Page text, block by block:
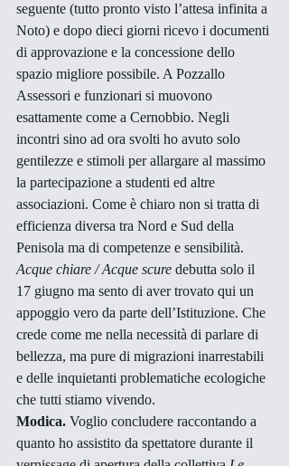
seguente (tutto pronto visto l’attesa infinita a
Noto) e dopo dieci giorni ricevo i documenti
di approvazione e la concessione dello
spazio migliore possibile. A Pozzallo
Assessori e funzionari si muovono
esattamente come a Cernobbio. Negli
incontri sino ad ora svolti ho avuto solo
gentilezze e stimoli per allargare al massimo
la partecipazione a studenti ed altre
associazioni. Come è chiaro non si tratta di
efficienza diversa tra Nord e Sud della
Penisola ma di competenze e sensibilità.
Acque chiare / Acque scure debutta solo il
17 giugno ma sento di aver trovato qui un
appoggio vero da parte dell’Istituzione. Che
crede come me nella necessità di parlare di
bellezza, ma pure di migrazioni inarrestabili
e delle inquietanti problematiche ecologiche
che tutti stiamo vivendo.
Modica. Voglio concludere raccontando a
quanto ho assistito da spettatore durante il